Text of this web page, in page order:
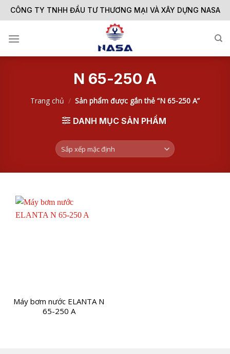
Skip
to
CÔNG TY TNHH ĐẦU TƯ THƯƠNG MẠI VÀ XÂY DỰNG NASA
N 65-250 A
Trang chủ / Sản phẩm được gắn thẻ “N 65-250 A”
DANH MỤC SẢN PHẨM
Máy bơm nước ELANTA N
65-250 A